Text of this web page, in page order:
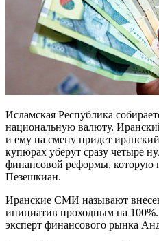
Исламская Республика
национальную валюту.
и ему на смену придет
купюрах уберут сразу четыре
финансовой реформы, которую
Пезешкиан.
Иранские СМИ называют
инициатив проходным на
эксперт финансового рынка